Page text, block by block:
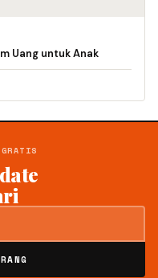
Uang untuk Anak